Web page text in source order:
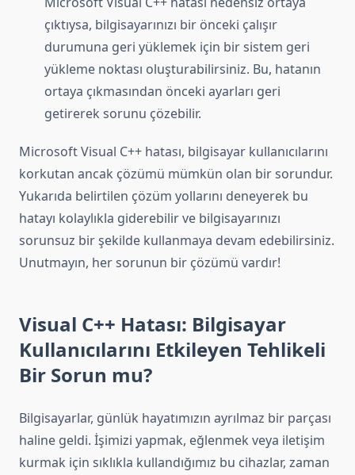
çıktıysa, bilgisayarınızı bir önceki çalışır
durumuna geri yüklemek için bir sistem geri
yükleme noktası oluşturabilirsiniz. Bu, hatanın
ortaya çıkmasından önceki ayarları geri
getirerek sorunu çözebilir.
Microsoft Visual C++ hatası, bilgisayar kullanıcılarını
korkutan ancak çözümü mümkün olan bir sorundur.
Yukarıda belirtilen çözüm yollarını deneyerek bu
hatayı kolaylıkla giderebilir ve bilgisayarınızı
sorunsuz bir şekilde kullanmaya devam edebilirsiniz.
Unutmayın, her sorunun bir çözümü vardır!
Visual C++ Hatası: Bilgisayar
Kullanıcılarını Etkileyen Tehlikeli
Bir Sorun mu?
Bilgisayarlar, günlük hayatımızın ayrılmaz bir parçası
haline geldi. İşimizi yapmak, eğlenmek veya iletişim
kurmak için sıklıkla kullandığımız bu cihazlar, zaman